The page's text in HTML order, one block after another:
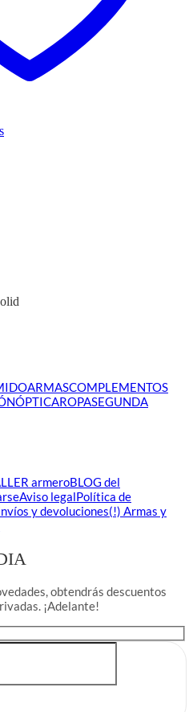
ARMASCOMPLEMENTOS
ÓPTICAROPASEGUNDA
armeroBLOG del
Aviso legalPolítica de
y devoluciones(!) Armas y
obtendrás descuentos
¡Adelante!